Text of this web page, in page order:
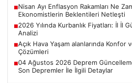
■Nisan Ayı Enflasyon Rakamları Ne
Ekonomistlerin Beklentileri Netleşti
■2026 Yılında Kurbanlık Fiyatları: İl İl
Analizi
■Açık Hava Yaşam alanlarında Konfor
Çözümleri
■04 Ağustos 2026 Deprem
Son Depremler İle İlgili Detaylar